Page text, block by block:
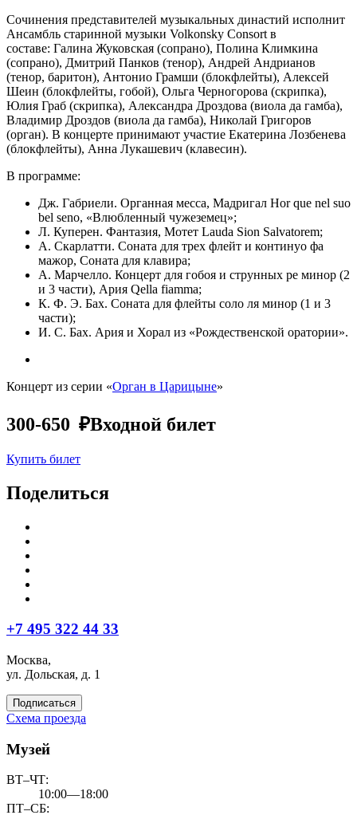
Сочинения представителей музыкальных династий исполнит
Ансамбль старинной музыки Volkonsky Consort в
составе: Галина Жуковская (сопрано), Полина Климкина
(сопрано), Дмитрий Панков (тенор), Андрей Андрианов
(тенор, баритон), Антонио Грамши (блокфлейты), Алексей
Шеин (блокфлейты, гобой), Ольга Черногорова (скрипка),
Юлия Граб (скрипка), Александра Дроздова (виола да гамба),
Владимир Дроздов (виола да гамба), Николай Григоров
(орган). В концерте принимают участие Екатерина Лозбенева
(блокфлейты), Анна Лукашевич (клавесин).
В программе:
Дж. Габриели. Органная месса, Мадригал Hor que nel suo
bel seno, «Влюбленный чужеземец»;
Л. Куперен. Фантазия, Мотет Lauda Sion Salvatorem;
А. Скарлатти. Соната для трех флейт и континуо фа
мажор, Соната для клавира;
А. Марчелло. Концерт для гобоя и струнных ре минор (2
и 3 части), Ария Qella fiamma;
К. Ф. Э. Бах. Соната для флейты соло ля минор (1 и 3
части);
И. С. Бах. Ария и Хорал из «Рождественской оратории».
Концерт из серии «Орган в Царицыне»
300-650 ₽Входной билет
Купить билет
Поделиться
+7 495 322 44 33
Москва,
ул. Дольская, д. 1
Подписаться
Схема проезда
Музей
ВТ–ЧТ:
10:00—18:00
ПТ–СБ: